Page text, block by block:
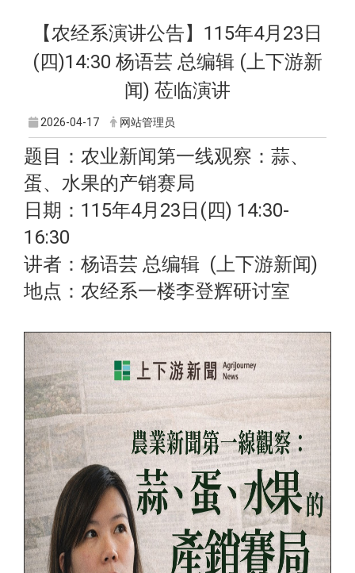
【农经系演讲公告】115年4月23日
(四)14:30 杨语芸 总编辑 (上下游新
闻) 莅临演讲
2026-04-17 网站管理员
题目：农业新闻第一线观察：蒜、
蛋、水果的产销赛局
日期：115年4月23日(四) 14:30-
16:30
讲者：杨语芸 总编辑 (上下游新闻)
地点：农经系一楼李登辉研讨室